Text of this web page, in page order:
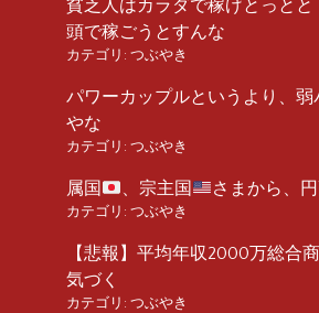
貧乏人はカラダで稼げとっと
頭で稼ごうとすんな
カテゴリ: つぶやき
パワーカップルというより、
やな
カテゴリ: つぶやき
属国 、宗主国 さまから、
カテゴリ: つぶやき
【悲報】平均年収2000万総合
気づく
カテゴリ: つぶやき